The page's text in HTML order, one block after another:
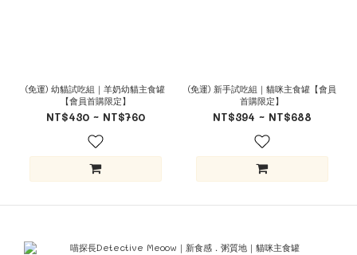
(免運) 幼貓試吃組｜羊奶幼貓主食罐
【會員首購限定】
NT$430 ~ NT$760
(免運) 新手試吃組｜貓咪主食罐【會員
首購限定】
NT$394 ~ NT$688